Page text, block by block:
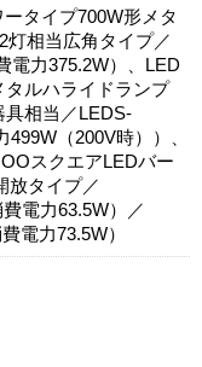
タイプ700W形メタ
灯相当広角タイプ／
電力375.2W）、LED
ルハライドランプ
具相当／LEDS-
（200V時））、
スクエアLEDバー
放タイプ／
電力63.5W）／
電力73.5W）